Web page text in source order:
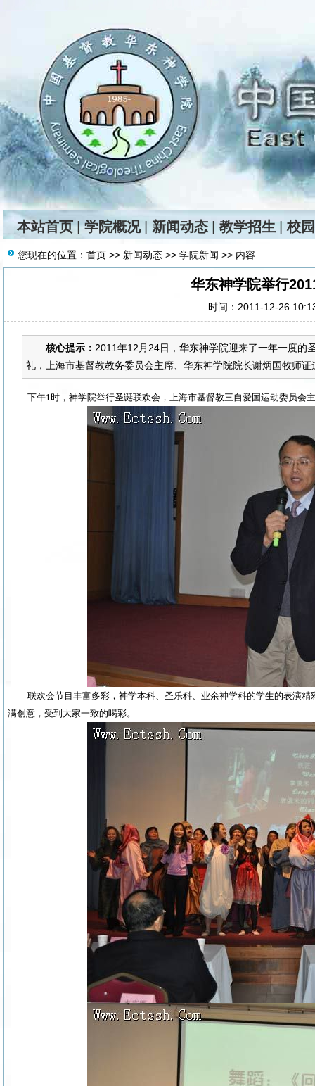
本站首页 |学院概况 新闻动态 教学招生 校
您现在的位置： 首页 >> 新闻动态 >> 学院新闻 >> 内容
华东神学院举行
时间：2011-12-26
核心提示： 2011年12月24日，华东神学院迎来了一年一度的
礼，上海市基督教教务委员会主席、华东神学院院长谢炳国牧师
下午1时，神学院举行圣诞联欢会，上海市基督教三自爱国运动委员会
联欢会节目丰富多彩，神学本科、圣乐科、业余神学科的学生的表演
满创意，受到大家一致的喝彩。